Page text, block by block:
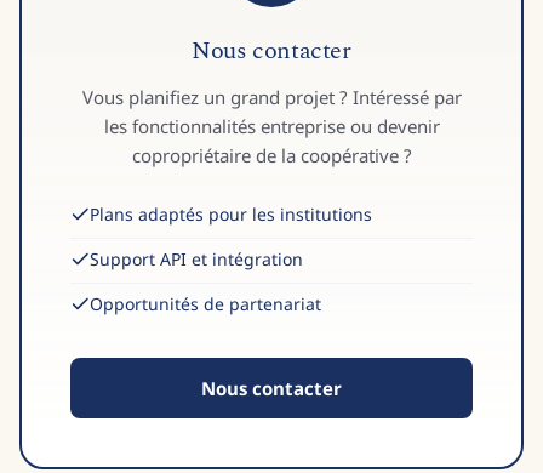
Nous contacter
Vous planifiez un grand projet ? Intéressé par
les fonctionnalités entreprise ou devenir
copropriétaire de la coopérative ?
Plans adaptés pour les institutions
Support API et intégration
Opportunités de partenariat
Nous contacter